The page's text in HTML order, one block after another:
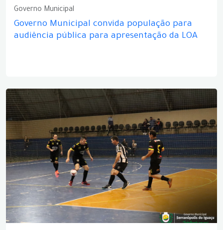
Governo Municipal
Governo Municipal convida população para
audiência pública para apresentação da LOA